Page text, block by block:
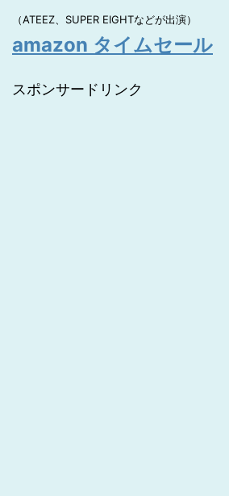
（ATEEZ、SUPER EIGHTなどが出演）
amazon タイムセール
スポンサードリンク